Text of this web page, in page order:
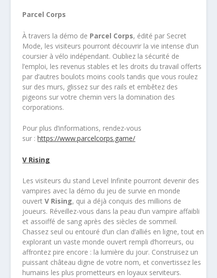
Parcel Corps
À travers la démo de Parcel Corps, édité par Secret
Mode, les visiteurs pourront découvrir la vie intense d’un
coursier à vélo indépendant. Oubliez la sécurité de
l’emploi, les revenus stables et les droits du travail offerts
par d’autres boulots moins cools tandis que vous roulez
sur des murs, glissez sur des rails et embêtez des
pigeons sur votre chemin vers la domination des
corporations.
Pour plus d’informations, rendez-vous
sur :https://www.parcelcorps.game/
V Rising
Les visiteurs du stand Level Infinite pourront devenir des
vampires avec la démo du jeu de survie en monde
ouvertV Rising, qui a déjà conquis des millions de
joueurs. Réveillez-vous dans la peau d’un vampire affaibli
et assoiffé de sang après des siècles de sommeil.
Chassez seul ou entouré d’un clan d’alliés en ligne, tout en
explorant un vaste monde ouvert rempli d’horreurs, ou
affrontez pire encore : la lumière du jour. Construisez un
puissant château digne de votre nom, et convertissez les
humains les plus prometteurs en loyaux serviteurs.